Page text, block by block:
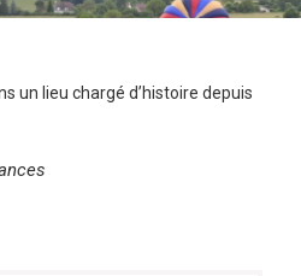
un lieu chargé d’histoire depuis